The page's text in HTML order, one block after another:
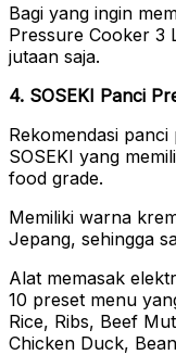
Bagi yang ingin
Pressure Cooker 3
jutaan saja.
4. SOSEKI Panci
Rekomendasi
SOSEKI yang
food grade.
Memiliki warna
Jepang, sehingga
Alat memasak
10 preset menu
Rice, Ribs, Beef
Chicken Duck,